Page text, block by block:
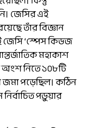
জেসির এই
তাঁর বিজ্ঞান
জেসি ‘স্পেস কিডজ
মহাকাশ
নিতে ১০৮টি
পড়েছিল। কঠিন
পড়ুয়ার